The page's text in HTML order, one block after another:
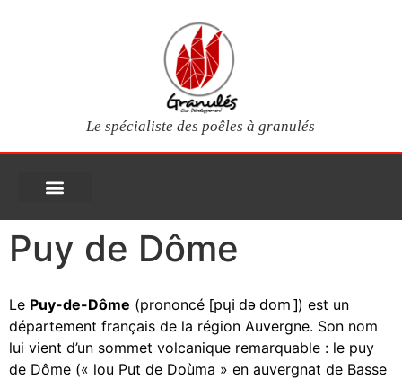
Le spécialiste des poêles à granulés
Puy de Dôme
Le Puy-de-Dôme (prononcé [pɥi dədom]) est un
département français de la région Auvergne. Son nom
lui vient d’un sommet volcanique remarquable : le puy
de Dôme (« lou Put de Doùma » en auvergnat de Basse